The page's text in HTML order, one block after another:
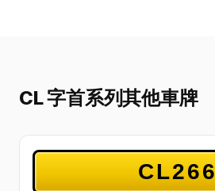
CL 字首系列其他車牌
CL266